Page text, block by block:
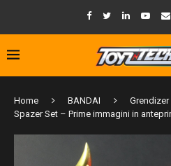
Home BANDAI
Spazer Set – Prime immagini in